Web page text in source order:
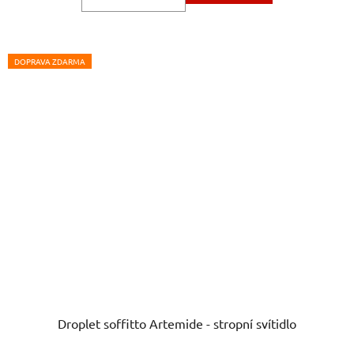
DOPRAVA ZDARMA
Droplet soffitto Artemide - stropní svítidlo